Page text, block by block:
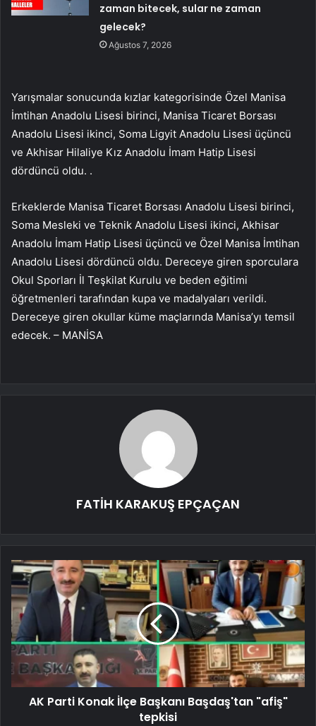
zaman bitecek, sular ne zaman
gelecek?
Ağustos 7, 2026
Yarışmalar sonucunda kızlar kategorisinde Özel Manisa
İmtihan Anadolu Lisesi birinci, Manisa Ticaret Borsası
Anadolu Lisesi ikinci, Soma Ligyit Anadolu Lisesi üçüncü
ve Akhisar Hilaliye Kız Anadolu İmam Hatip Lisesi
dördüncü oldu. .
Erkeklerde Manisa Ticaret Borsası Anadolu Lisesi birinci,
Soma Mesleki ve Teknik Anadolu Lisesi ikinci, Akhisar
Anadolu İmam Hatip Lisesi üçüncü ve Özel Manisa İmtihan
Anadolu Lisesi dördüncü oldu. Dereceye giren sporculara
Okul Sporları İl Teşkilat Kurulu ve beden eğitimi
öğretmenleri tarafından kupa ve madalyaları verildi.
Dereceye giren okullar küme maçlarında Manisa’yı temsil
edecek. – MANİSA
FATİH KARAKUŞ EPÇAÇAN
AK Parti Konak İlçe Başkanı Başdaş'tan "afiş"
tepkisi